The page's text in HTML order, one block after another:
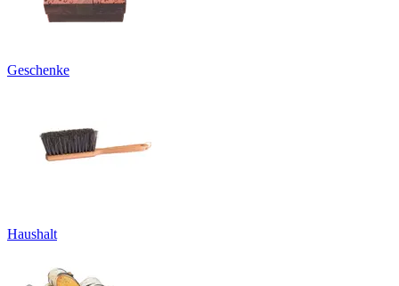
Geschenke
Haushalt